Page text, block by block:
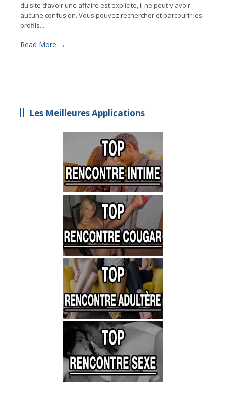
du site d’avoir une affaire est explicite, il ne peut y avoir
aucune confusion. Vous pouvez rechercher et parcourir les
profils...
Read More →
Les Meilleures Applications